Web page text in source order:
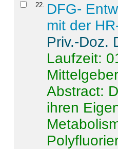
22
DFG-
mit der
Priv.-Doz.
Laufzeit:
Abstract:
ihren